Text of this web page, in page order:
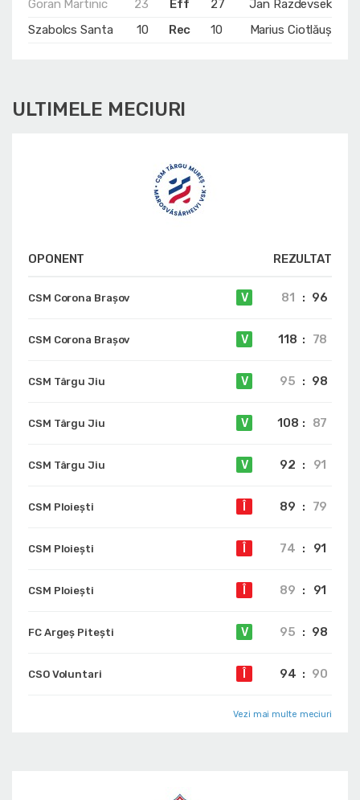
Goran Martinic 23 Eff 27
Jan Razdevsek
Szabolcs Santa
10 Rec 10 Marius Ciotlăuș
ULTIMELE MECIURI
OPONENT REZULTAT
CSM Corona Braşov V 81 : 96
CSM Corona Braşov V 118 : 78
CSM Târgu Jiu V 95 : 98
CSM Târgu Jiu V 108 : 87
CSM Târgu Jiu V 92 : 91
CSM Ploiești 89 : 79
CSM Ploiești 74 : 91
CSM Ploiești 89 : 91
FC Argeș Pitești V 95 : 98
CSO Voluntari 94 : 90
Vezi mai multe meciuri